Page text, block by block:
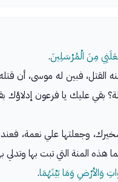
مِنَ الْمُرْسَلِينَ.
فبين له موسى، أن
بقي عليك يا فرعون إدلاؤك
وجعلتها علي نعمة، فعند
المنة التي تبت بها وتدلي
وَالأرْضِ وَمَا بَيْنَهُمَا.